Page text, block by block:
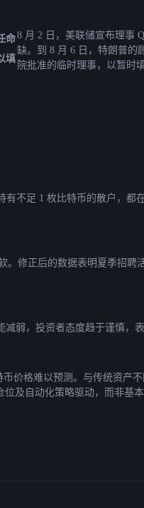
命
填
8 月 2 日，美联储宣布理事
缺。到 8 月 6 日，特朗普的
院批准的临时理事，以暂时
不足 1 枚比特币的散户，都
。修正后的数据表明夏季招
弱，投资者态度趋于谨慎，
价格难以预测。与传统资产
及自动化策略驱动，而非基